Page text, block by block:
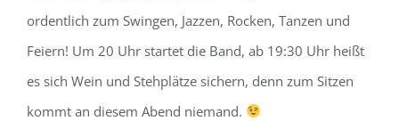
ordentlich zum Swingen, Jazzen, Rocken, Tanzen und
Feiern! Um 20 Uhr startet die Band, ab 19:30 Uhr heißt
es sich Wein und Stehplätze sichern, denn zum Sitzen
kommt an diesem Abend niemand.